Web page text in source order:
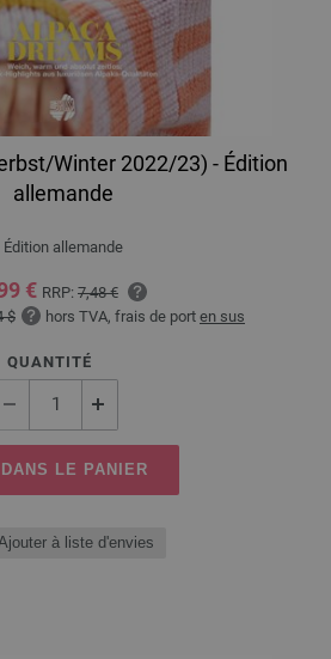
Winter 2022/23) - Édition
allemande
Édition allemande
€ RRP: 7,48 €
$ hors TVA, frais de port en sus
QUANTITÉ
DANS LE PANIER
à liste d'envies